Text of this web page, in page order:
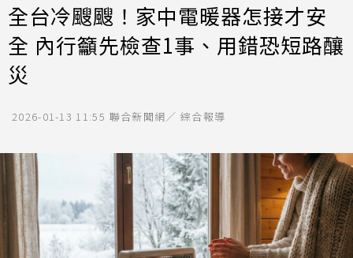
全台冷颼颼！家中電暖器怎接才安
全 內行籲先檢查1事、用錯恐短路釀
災
2026-01-13 11:55 聯合新聞網／ 綜合報導